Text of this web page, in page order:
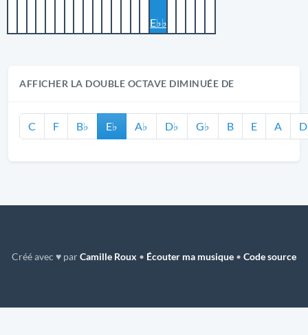
E♭♭
AFFICHER LA DOUBLE OCTAVE DIMINUÉE DE
C F B♭ E♭ A♭ D♭ G♭ B E A D
Créé avec ♥ parCamille Roux • Écouter ma musique • Code source